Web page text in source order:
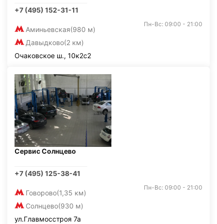
+7 (495) 152-31-11
Аминьевская(980 м)
Давыдково(2 км)
Пн-Вс: 09:00 - 21:00
Очаковское ш., 10к2с2
Сервис Солнцево
+7 (495) 125-38-41
Говорово(1,35 км)
Солнцево(930 м)
Пн-Вс: 09:00 - 21:00
ул.Главмосстроя 7а